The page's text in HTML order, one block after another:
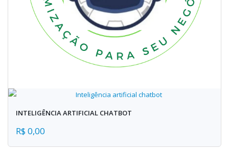
INTELIGÊNCIA ARTIFICIAL CHATBOT
R$ 0,00